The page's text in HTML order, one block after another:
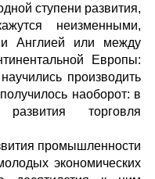
ступени развития,
неизменными,
Англией или между
Европы:
производить
наоборот: в
торговля
промышленности
экономических